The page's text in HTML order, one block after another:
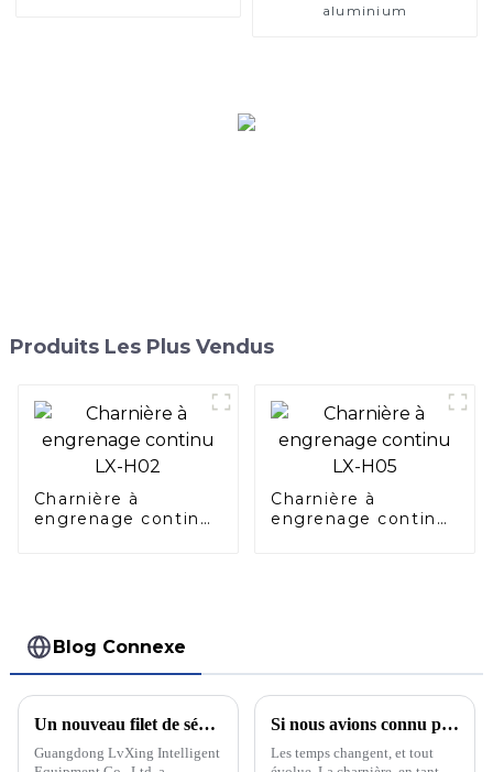
aluminium
Produits Les Plus Vendus
Charnière à
engrenage continu
Charnière à
engrenage continu
Blog Connexe
Un nouveau filet de sécurité pour héliport améliore la sécurité aérienne
Guangdong LvXing Intelligent
Si nous avions connu plus tôt les caractéristiques de la charnière à engrenage continu, nous n’aurions pas subi la perte de la charnière traditionnelle.
Les temps changent, et tout